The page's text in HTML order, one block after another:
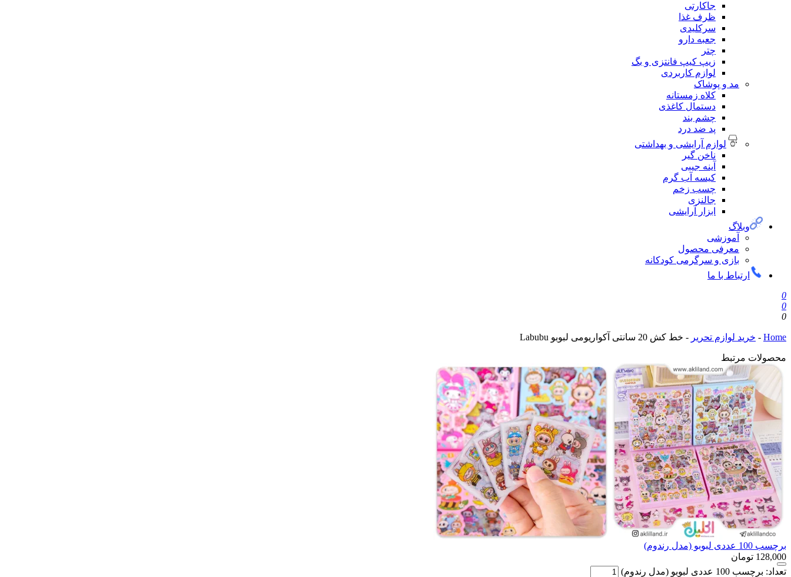
جاکارتی
ظرف غذا
سرکلیدی
جعبه دارو
چتر
زیپ کیپ فانتزی و بگ
لوازم کاربردی
مد و پوشاک
کلاه زمستانه
دستمال کاغذی
چشم بند
پد ضد درد
لوازم آرایشی و بهداشتی
ناخن گیر
آینه جیبی
کیسه آب گرم
چسب زخم
جالنزی
ابزار آرایشی
وبلاگ
آموزشی
معرفی محصول
بازی و سرگرمی کودکانه
ارتباط با ما
0
0
0
Home
- خرید لوازم تحریر - خط کش 20 سانتی آکواریومی لبوبو Labubu
محصولات مرتبط
برچسب 100 عددی لبوبو (مدل رندوم)
128,000 تومان
تعداد: برچسب 100 عددی لبوبو (مدل رندوم)